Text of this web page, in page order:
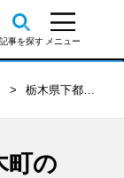
栃木県下都賀郡野木町の不動産会社 口コミ・評判一覧
町の